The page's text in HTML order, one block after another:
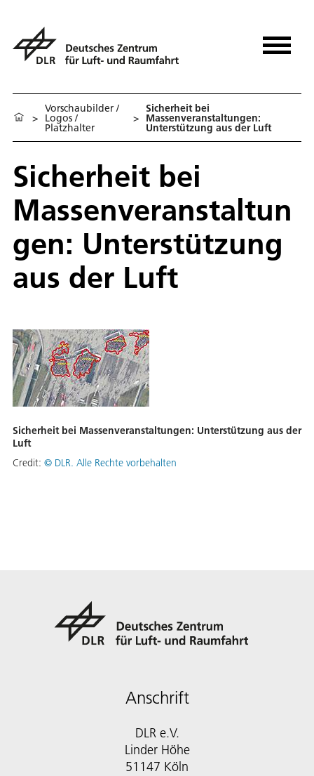
>
Vorschaubilder /
Logos /
Platzhalter
>
Sicherheit bei
Massenveranstaltungen:
Unterstützung aus der Luft
Sicherheit bei
Massenveranstaltun
gen: Unterstützung
aus der Luft
Sicherheit bei Massenveranstaltungen: Unterstützung aus der
Luft
Credit: © DLR. Alle Rechte vorbehalten
Anschrift
DLR e.V.
Linder Höhe
51147 Köln